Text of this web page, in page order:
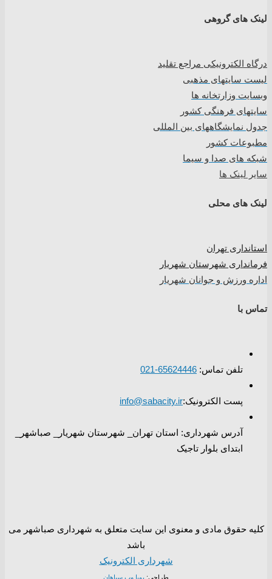
لینک های گروهی
درگاه الکترونیکی مراجع تقلید
لیست سایتهای مذهبی
وبسایت وزارتخانه ها
سایتهای فرهنگی کشور
جدول نمایشگاههای بین المللی
مطبوعات کشور
شبکه های صدا و سیما
سایر لینک ها
لینک های محلی
استانداری تهران
فرمانداری شهرستان شهریار
اداره ورزش و جوانان شهریار
تماس با
تلفن تماس: 65624446-021
پست الکترونیک:info@sabacity.ir
آدرس شهرداری: استان تهران_ شهرستان شهریار_ صباشهر_
ابتدای بلوار تاجیک
کلیه حقوق مادی و معنوی این سایت متعلق به شهرداری صباشهر می
باشد
شهرداری الکترونیک
طراحی: پویا وب سپاهان